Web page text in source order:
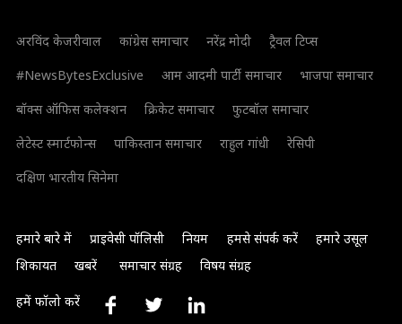
अरविंद केजरीवाल कांग्रेस समाचार नरेंद्र मोदी
ट्रैवल टिप्स
#NewsBytesExclusive
आम आदमी पार्टी समाचार
भाजपा समाचार
बॉक्स ऑफिस कलेक्शन
क्रिकेट समाचार
फुटबॉल समाचार
लेटेस्ट स्मार्टफोन्स
पाकिस्तान समाचार राहुल गांधी
रेसिपी
दक्षिण भारतीय सिनेमा
हमारे बारे में प्राइवेसी पॉलिसी नियम हमसे संपर्क करें
हमारे उसूल
शिकायत
खबरें समाचार संग्रह विषय संग्रह
हमें फॉलो करें